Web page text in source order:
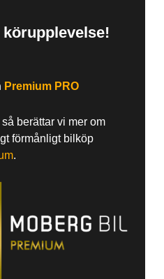
Premium PRO
berättar vi mer om
förmånligt bilköp
.